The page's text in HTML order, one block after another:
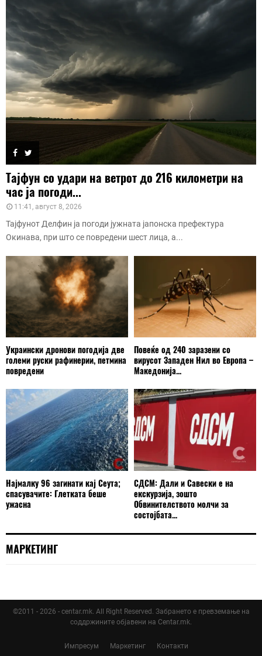
Тајфун со удари на ветрот до 216 километри на
час ја погоди...
11:41, август 8, 2026
Тајфунот Делфин ја погоди јужната јапонска префектура
Окинава, при што се повредени шест лица, а...
Украински дронови погодија две
големи руски рафинерии, петмина
повредени
Повеќе од 240 заразени со
вирусот Западен Нил во Европа –
Македонија...
Најмалку 96 загинати кај Сеута;
спасувачите: Глетката беше
ужасна
СДСМ: Дали и Савески е на
екскурзија, зошто
Обвинителството молчи за
состојбата...
МАРКЕТИНГ
©2011 - 2026 - centar.mk. All Right Reserved. Забрането е превземање на
соддржините објавени на Centar.mk.
Импресум Маркетинг Контакти